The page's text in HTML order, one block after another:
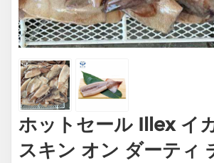
ホットセール Illex イ
スキン オン ダーティ